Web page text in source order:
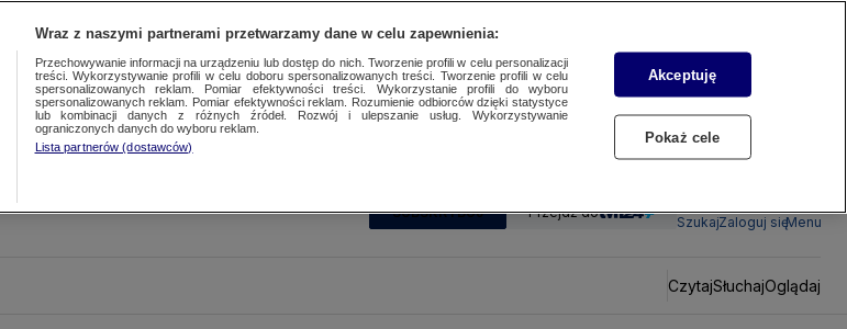
SUBSKRYBUJ Przejdź do
SzukajZaloguj sięMenu
CzytajSłuchajOglądaj
Wraz z naszymi partnerami przetwarzamy dane w celu zapewnienia:
Przechowywanie informacji na urządzeniu lub dostęp do nich. Tworzenie profili w celu personalizacji
treści. Wykorzystywanie profili w celu doboru spersonalizowanych treści. Tworzenie profili w celu
spersonalizowanych reklam. Pomiar efektywności treści. Wykorzystanie profili do wyboru
spersonalizowanych reklam. Pomiar efektywności reklam. Rozumienie odbiorców dzięki statystyce
lub kombinacji danych z różnych źródeł. Rozwój i ulepszanie usług. Wykorzystywanie
ograniczonych danych do wyboru reklam.
Lista partnerów (dostawców)
Akceptuję
Pokaż cele